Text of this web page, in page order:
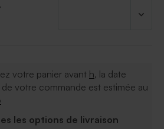
votre panier avant h, la date
votre commande est estimée au
les options de livraison